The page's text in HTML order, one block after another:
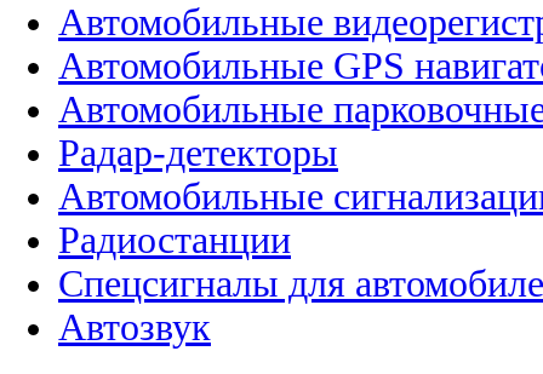
Автомобильные
Автомобильные GPS
Автомобильные
Радар-детекторы
Автомобильные
Радиостанции
Спецсигналы для
Автозвук